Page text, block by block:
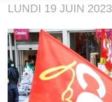
LUNDI 19 JUIN 2023